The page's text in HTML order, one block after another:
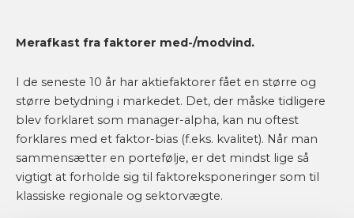
Merafkast fra faktorer med-/modvind.
I de seneste 10 år har aktiefaktorer fået en større og
større betydning i markedet. Det, der måske tidligere
blev forklaret som manager-alpha, kan nu oftest
forklares med et faktor-bias (f.eks. kvalitet). Når man
sammensætter en portefølje, er det mindst lige så
vigtigt at forholde sig til faktoreksponeringer som til
klassiske regionale og sektorvægte.